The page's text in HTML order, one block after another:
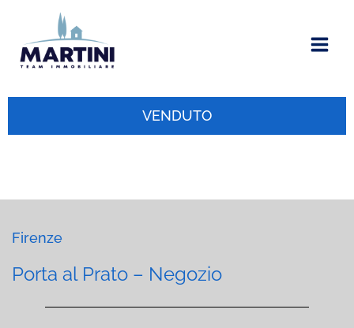
contenuto
VENDUTO
Firenze
Porta al Prato – Negozio